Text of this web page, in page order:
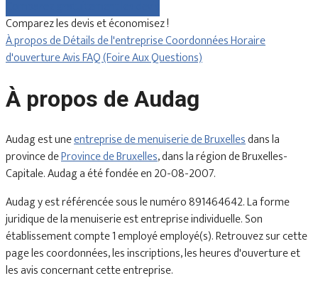
Comparez les devis et économisez !
À propos deDétails de l'entrepriseCoordonnéesHoraire
d'ouvertureAvisFAQ (Foire Aux Questions)
À propos de Audag
Audag est uneentreprise de menuiserie de Bruxellesdans la
province deProvince de Bruxelles, dans la région de Bruxelles-
Capitale. Audag a été fondée en 20-08-2007.
Audag y est référencée sous le numéro 891464642. La forme
juridique de la menuiserie est entreprise individuelle. Son
établissement compte 1 employé employé(s). Retrouvez sur cette
page les coordonnées, les inscriptions, les heures d'ouverture et
les avis concernant cette entreprise.